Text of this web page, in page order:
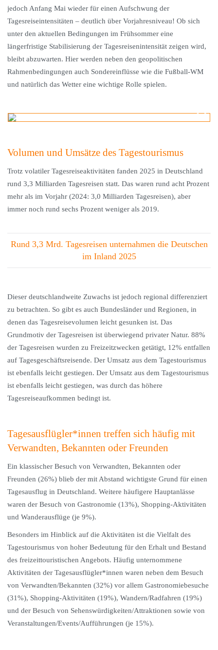
jedoch Anfang Mai wieder für einen Aufschwung der
Tagesreiseintensitäten – deutlich über Vorjahresniveau! Ob sich
unter den aktuellen Bedingungen im Frühsommer eine
längerfristige Stabilisierung der Tagesreisenintensität zeigen wird,
bleibt abzuwarten. Hier werden neben den geopolitischen
Rahmenbedingungen auch Sondereinflüsse wie die Fußball-WM
und natürlich das Wetter eine wichtige Rolle spielen.
Volumen und Umsätze des Tagestourismus
Trotz volatiler Tagesreiseaktivitäten fanden 2025 in Deutschland
rund 3,3 Milliarden Tagesreisen statt. Das waren rund acht Prozent
mehr als im Vorjahr (2024: 3,0 Milliarden Tagesreisen), aber
immer noch rund sechs Prozent weniger als 2019.
Rund 3,3 Mrd. Tagesreisen unternahmen die Deutschen
im Inland 2025
Dieser deutschlandweite Zuwachs ist jedoch regional differenziert
zu betrachten. So gibt es auch Bundesländer und Regionen, in
denen das Tagesreisevolumen leicht gesunken ist. Das
Grundmotiv der Tagesreisen ist überwiegend privater Natur. 88%
der Tagesreisen wurden zu Freizeitzwecken getätigt, 12% entfallen
auf Tagesgeschäftsreisende. Der Umsatz aus dem Tagestourismus
ist ebenfalls leicht gestiegen. Der Umsatz aus dem Tagestourismus
ist ebenfalls leicht gestiegen, was durch das höhere
Tagesreiseaufkommen bedingt ist.
Tagesausflügler*innen treffen sich häufig mit
Verwandten, Bekannten oder Freunden
Ein klassischer Besuch von Verwandten, Bekannten oder
Freunden (26%) blieb der mit Abstand wichtigste Grund für einen
Tagesausflug in Deutschland. Weitere häufigere Hauptanlässe
waren der Besuch von Gastronomie (13%), Shopping-Aktivitäten
und Wanderausflüge (je 9%).
Besonders im Hinblick auf die Aktivitäten ist die Vielfalt des
Tagestourismus von hoher Bedeutung für den Erhalt und Bestand
des freizeittouristischen Angebots. Häufig unternommene
Aktivitäten der Tagesausflügler*innen waren neben dem Besuch
von Verwandten/Bekannten (32%) vor allem Gastronomiebesuche
(31%), Shopping-Aktivitäten (19%), Wandern/Radfahren (19%)
und der Besuch von Sehenswürdigkeiten/Attraktionen sowie von
Veranstaltungen/Events/Aufführungen (je 15%).